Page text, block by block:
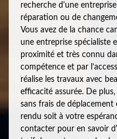
recherche d'une
réparation ou de
Vous avez de la chance
une entreprise spécialiste
proximité et très connu
compétence et par
réalise les travaux avec
efficacité assurée. De
sans frais de déplacement
rendu soit à votre
contacter pour en savoir